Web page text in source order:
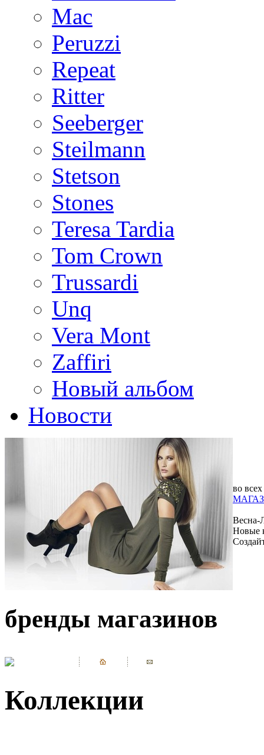
Mac
Peruzzi
Repeat
Ritter
Seeberger
Steilmann
Stetson
Stones
Teresa Tardia
Tom Crown
Trussardi
Unq
Vera Mont
Zaffiri
Новый альбом
Новости
во всех
Весна-
Новые
бренды магазинов
Коллекции